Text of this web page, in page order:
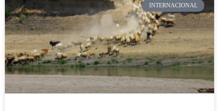
INTERNACIONAL